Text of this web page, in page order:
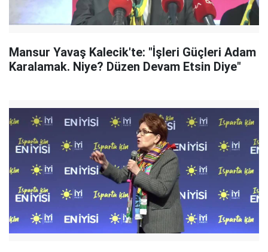
Mansur Yavaş Kalecik'te: "İşleri Güçleri Adam
Karalamak. Niye? Düzen Devam Etsin Diye"